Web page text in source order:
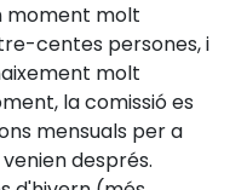
moment molt
centes persones, i
molt
la comissió es
mensuals per a
després.